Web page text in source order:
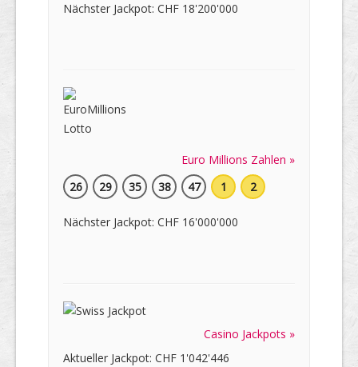
Nächster Jackpot: CHF 18'200'000
Euro Millions Zahlen »
26
29 35 38 47 1 2
Nächster Jackpot: CHF 16'000'000
Casino Jackpots »
Aktueller Jackpot: CHF 1'042'446